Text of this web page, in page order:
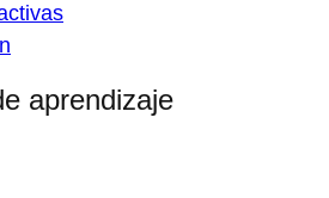
aprendizaje